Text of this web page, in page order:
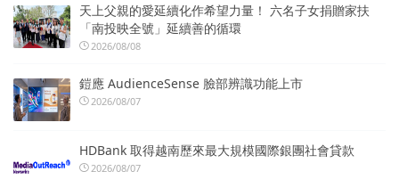
天上父親的愛延續化作希望力量！ 六名子女捐贈家扶
「南投映全號」延續善的循環
2026/08/08
鎧應 AudienceSense 臉部辨識功能上市
2026/08/07
HDBank 取得越南歷來最大規模國際銀團社會貸款
2026/08/07